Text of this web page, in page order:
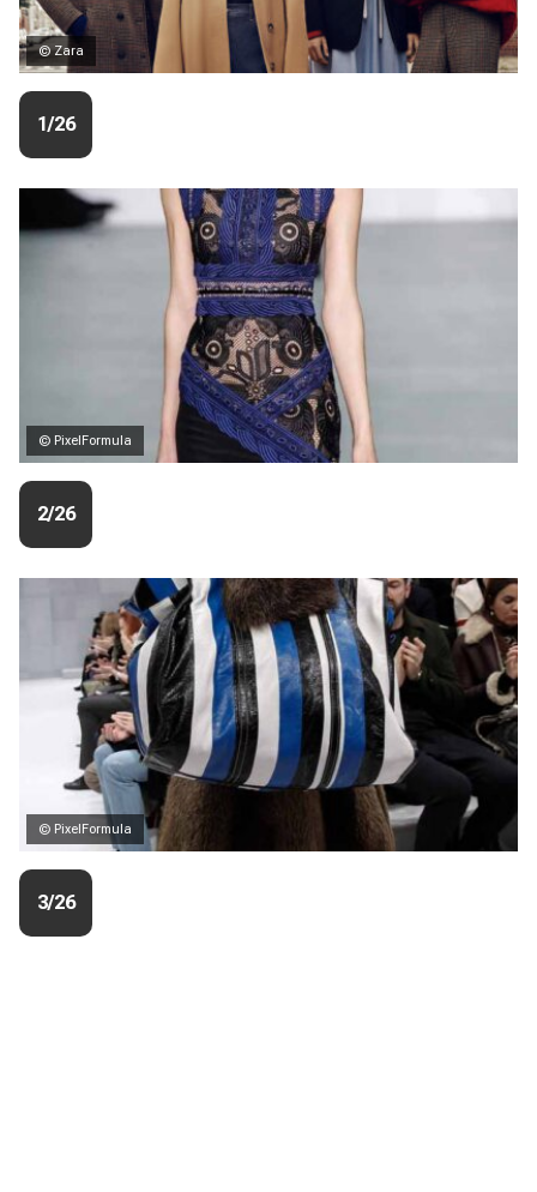
© Zara
1/26
© PixelFormula
2/26
© PixelFormula
3/26